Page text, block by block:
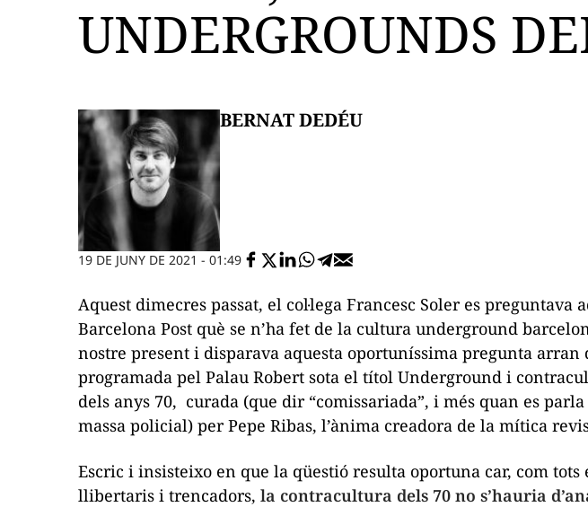
UNDERGROUNDS
BERNAT DEDÉU
19 DE JUNY DE 2021 - 01:49
Aquest dimecres passat, el col·lega Francesc Soler es preguntava
Barcelona Post què se n’ha fet de la cultura underground
nostre present i disparava aquesta oportuníssima pregunta arran
programada pel Palau Robert sota el títol Underground i
dels anys 70, curada (que dir “comissariada”, i més quan es parla
massa policial) per Pepe Ribas, l’ànima creadora de la mítica
Escric i insisteixo en que la qüestió resulta oportuna car, com tots
llibertaris i trencadors, la contracultura dels 70 no s’hauria